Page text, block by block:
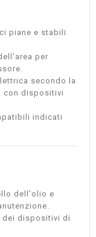
piane e stabili
per
secondo la
con dispositivi
indicati
dell'olio e
dei dispositivi di